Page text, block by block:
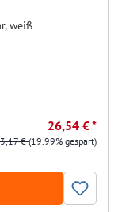
weiß
26,54 € *
€(19.99% gespart)